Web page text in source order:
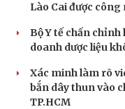
Lào Cai được
Bộ Y tế chấn
doanh dược liệu
Xác minh làm rõ
bắn dây thun vào
TP.HCM